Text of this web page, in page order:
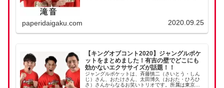
paperidaigaku.com 2020.09.25
【キングオブコント2020】ジャングルポケ
ットをまとめました！有吉の壁でどこにも
効かないエクササイズが話題！！
ジャングルポケットは、斉藤慎二（さいとう・しん
じ）さん、おたけさん、太田博久（おおた・ひろひ
さ）さんからなるお笑いトリオです。所属は東京吉